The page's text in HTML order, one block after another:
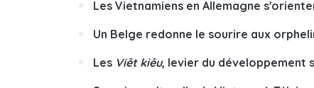
Les Vietnamiens en Allemagne
Un Belge redonne le sourire aux
Les Viêt kiêu, levier du développement